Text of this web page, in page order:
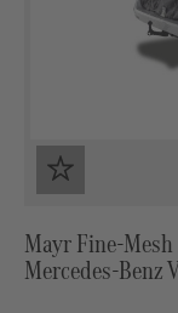
Mayr Fine-
Mercedes-Benz